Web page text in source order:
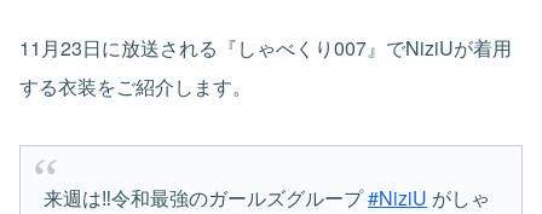
11月23日に放送される『しゃべくり007』でNiziUが着用
する衣装をご紹介します。
来週は‼︎令和最強のガールズグループ#NiziU がしゃ